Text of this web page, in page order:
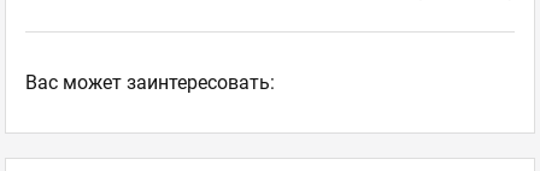
Ваc может заинтересовать: